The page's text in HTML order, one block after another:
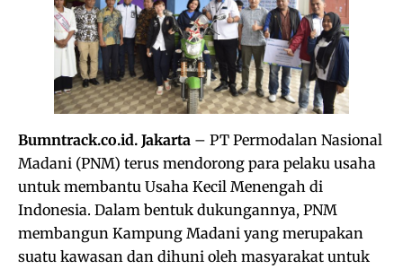
Bumntrack.co.id. Jakarta – PT Permodalan Nasional
Madani (PNM) terus mendorong para pelaku usaha
untuk membantu Usaha Kecil Menengah di
Indonesia. Dalam bentuk dukungannya, PNM
membangun Kampung Madani yang merupakan
suatu kawasan dan dihuni oleh masyarakat untuk